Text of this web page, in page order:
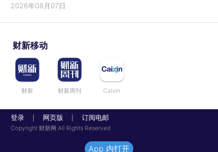
2026年08月07日
财新移动
财新 财新周刊 Caixin
登录 网页版 订阅电邮
Copyright 财新网 All Rights Reserved
App 内打开